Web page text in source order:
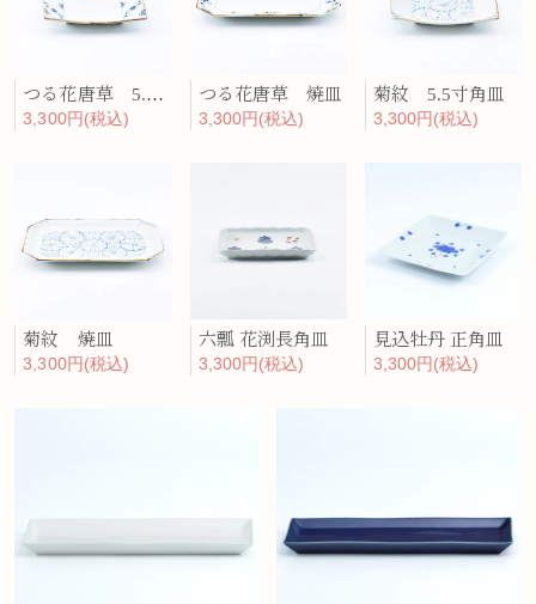
つる花唐草 5.5寸角皿
3,300円(税込)
つる花唐草 焼皿
3,300円(税込)
菊紋 5.5寸角皿
3,300円(税込)
菊紋 焼皿
3,300円(税込)
六瓢 花渕長角皿
3,300円(税込)
見込牡丹 正角皿
3,300円(税込)